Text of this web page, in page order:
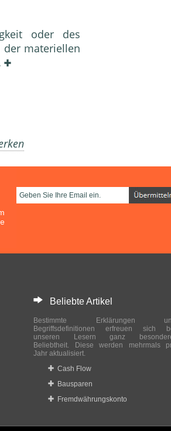
oder des
der materiellen
Beliebte Artikel
Bestimmte Erklärungen
Begriffsdefinitionen erfreuen sich
unseren Lesern ganz
Beliebtheit. Diese werden mehrmals
Jahr aktualisiert.
Cash Flow
Bausparen
Fremdwährungskonto